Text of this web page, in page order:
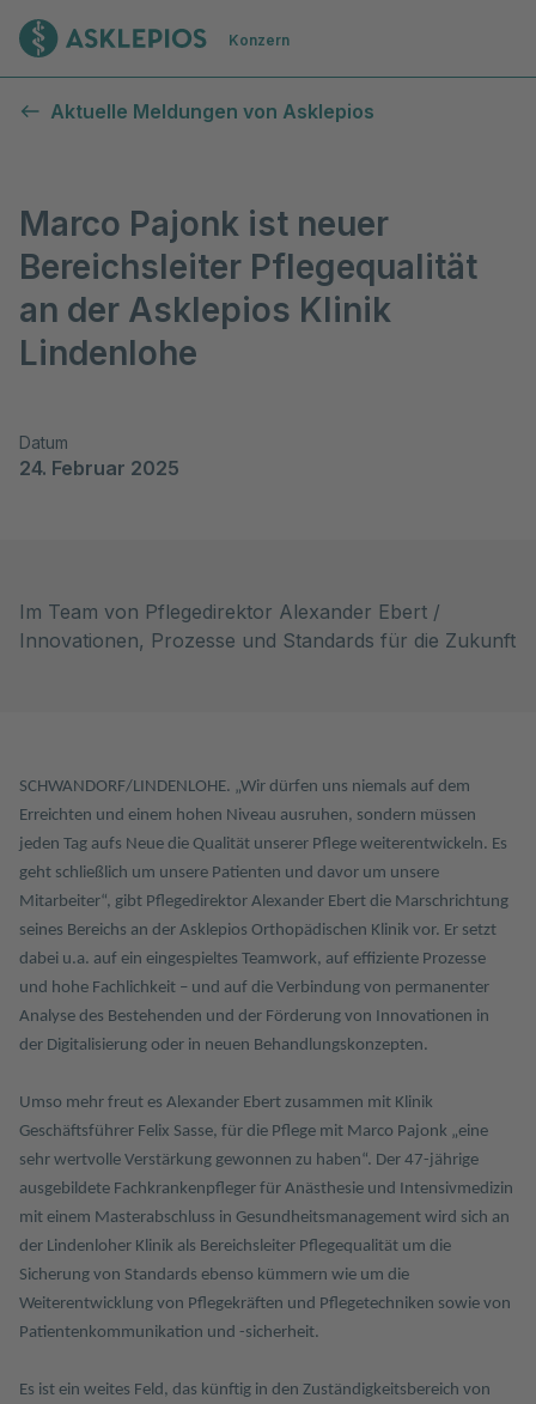
Zur Startseite
Konzern
Aktuelle Meldungen von Asklepios
Marco Pajonk ist neuer
Bereichsleiter Pflegequalität
an der Asklepios Klinik
Lindenlohe
Datum
24. Februar 2025
Im Team von Pflegedirektor Alexander Ebert /
Innovationen, Prozesse und Standards für die Zukunft
SCHWANDORF/LINDENLOHE. „Wir dürfen uns niemals auf dem
Erreichten und einem hohen Niveau ausruhen, sondern müssen
jeden Tag aufs Neue die Qualität unserer Pflege weiterentwickeln. Es
geht schließlich um unsere Patienten und davor um unsere
Mitarbeiter“, gibt Pflegedirektor Alexander Ebert die Marschrichtung
seines Bereichs an der Asklepios Orthopädischen Klinik vor. Er setzt
dabei u.a. auf ein eingespieltes Teamwork, auf effiziente Prozesse
und hohe Fachlichkeit – und auf die Verbindung von permanenter
Analyse des Bestehenden und der Förderung von Innovationen in
der Digitalisierung oder in neuen Behandlungskonzepten.
Umso mehr freut es Alexander Ebert zusammen mit Klinik
Geschäftsführer Felix Sasse, für die Pflege mit Marco Pajonk „eine
sehr wertvolle Verstärkung gewonnen zu haben“. Der 47-jährige
ausgebildete Fachkrankenpfleger für Anästhesie und Intensivmedizin
mit einem Masterabschluss in Gesundheitsmanagement wird sich an
der Lindenloher Klinik als Bereichsleiter Pflegequalität um die
Sicherung von Standards ebenso kümmern wie um die
Weiterentwicklung von Pflegekräften und Pflegetechniken sowie von
Patientenkommunikation und -sicherheit.
Es ist ein weites Feld, das künftig in den Zuständigkeitsbereich von